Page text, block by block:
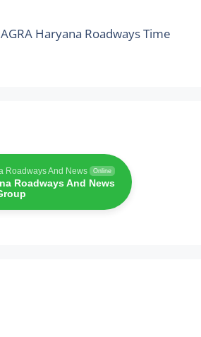
Haryana Roadways Time
Roadways And News Online
Roadways And News